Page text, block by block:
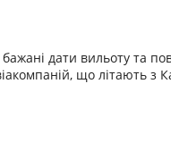
дати вильоту та
що літають з